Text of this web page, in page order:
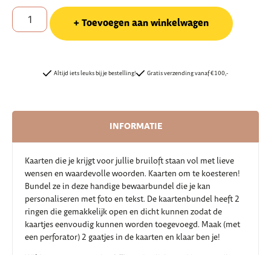
Toevoegen aan winkelwagen
Altijd iets leuks bij je bestelling! Gratis verzending vanaf €100,-
INFORMATIE
Kaarten die je krijgt voor jullie bruiloft staan vol met lieve
wensen en waardevolle woorden. Kaarten om te koesteren!
Bundel ze in deze handige bewaarbundel die je kan
personaliseren met foto en tekst. De kaartenbundel heeft 2
ringen die gemakkelijk open en dicht kunnen zodat de
kaartjes eenvoudig kunnen worden toegevoegd. Maak (met
een perforator) 2 gaatjes in de kaarten en klaar ben je!